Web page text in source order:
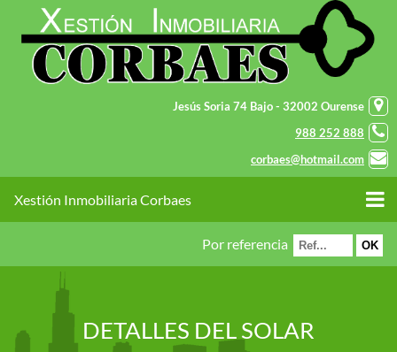
Jesús Soria 74 Bajo - 32002 Ourense
988 252 888
corbaes@hotmail.com
Xestión Inmobiliaria Corbaes
Por referencia
DETALLES DEL SOLAR